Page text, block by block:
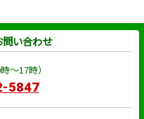
い合わせ
～17時）
5847